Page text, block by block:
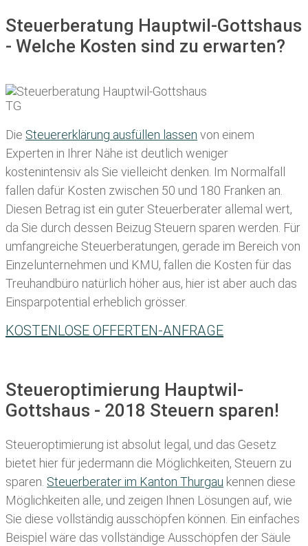
Steuerberatung Hauptwil-Gottshaus
- Welche Kosten sind zu erwarten?
Die Steuererklärung ausfüllen lassen von einem
Experten in Ihrer Nähe ist deutlich weniger
kostenintensiv als Sie vielleicht denken. Im Normalfall
fallen dafür Kosten zwischen 50 und 180 Franken an.
Diesen Betrag ist ein guter Steuerberater allemal wert,
da Sie durch dessen Beizug Steuern sparen werden. Für
umfangreiche Steuerberatungen, gerade im Bereich von
Einzelunternehmen und KMU, fallen die Kosten für das
Treuhandbüro natürlich höher aus, hier ist aber auch das
Einsparpotential erheblich grösser.
KOSTENLOSE OFFERTEN-ANFRAGE
Steueroptimierung Hauptwil-
Gottshaus - 2018 Steuern sparen!
Steueroptimierung ist absolut legal, und das Gesetz
bietet hier für jedermann die Möglichkeiten, Steuern zu
sparen. Steuerberater im K anton Thurgau kennen diese
Möglichkeiten alle, und zeigen Ihnen Lösungen auf, wie
Sie diese vollständig ausschöpfen können. Ein einfaches
Beispiel wäre das vollständige Ausschöpfen der Säule